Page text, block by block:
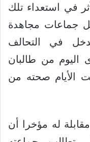
في استعداء تلك
جماعات مجاهدة
في التحالف
اليوم من طالبان
الأيام صحته من
له مؤخرا أن